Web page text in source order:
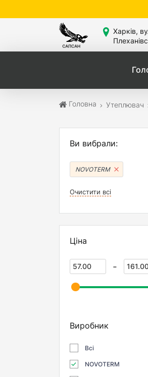
Харків,
Головна Утеплювач
Ви вибрали:
NOVOTERM
Очистити всі
Ціна
-
Виробник
Всі
NOVOTERM